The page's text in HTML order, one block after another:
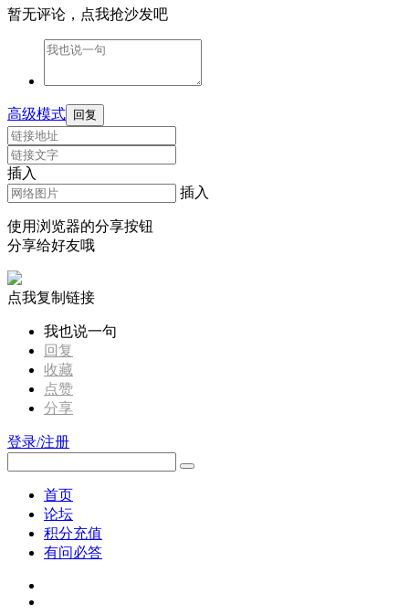
暂无评论，点我抢沙发吧
高级模式 回复
插入
插入
使用浏览器的分享按钮
分享给好友哦
点我复制链接
我也说一句
回复
收藏
点赞
分享
登录/注册
首页
论坛
积分充值
有问必答